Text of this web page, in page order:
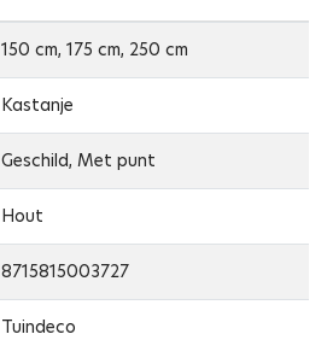
150 cm, 175 cm, 250 cm
Kastanje
Geschild, Met punt
Hout
8715815003727
Tuindeco